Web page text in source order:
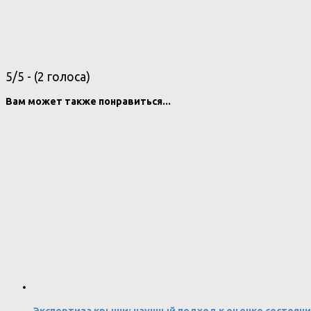
5/5 - (2 голоса)
Вам может также понравиться...